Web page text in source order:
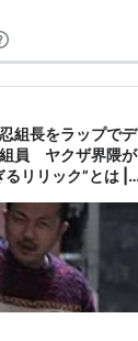
と 練馬の路上で
会の子分組織 「
組長をラップでデ
員 ヤクザ界隈が
リリック”とは |